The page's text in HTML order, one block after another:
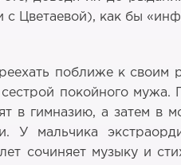
Цветаевой), как бы
поближе к своим
покойного мужа.
в гимназию, а затем в
У мальчика
сочиняет музыку и